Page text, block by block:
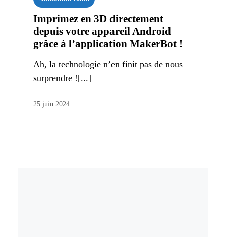
Imprimez en 3D directement
depuis votre appareil Android
grâce à l’application MakerBot !
Ah, la technologie n’en finit pas de nous
surprendre ![...]
25 juin 2024